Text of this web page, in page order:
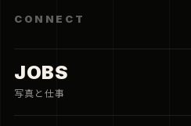
CONNECT
JOBS
写真と仕事